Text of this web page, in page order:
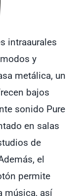
intraaurales
y
metálica, un
bajos
sonido Pure
en salas
de
el
permite
música, así